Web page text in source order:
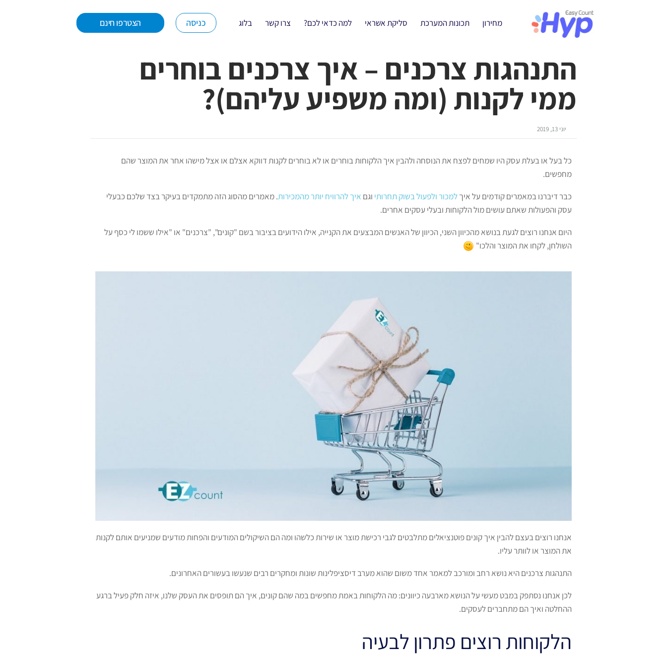
מחירון תכונות המערכת סליקת אשראי למה כדאי לכם? צרו קשר בלוג כניסה הצטרפו חינם
התנהגות צרכנים – איך צרכנים בוחרים
ממי לקנות (ומה משפיע עליהם)?
יוני 13, 2019
כל בעל או בעלת עסק היו שמחים לפצח את הנוסחה ולהבין איך הלקוחות בוחרים או לא בוחרים לקנות דווקא אצלם או אצל מישהו אחר את המוצר שהם
מחפשים.
כבר דיברנו במאמרים קודמים על איךלמכור ולפעול בשוק תחרותי וגם איך להרוויח יותר מהמכירות. מאמרים מהסוג הזה מתמקדים בעיקר בצד שלכם כבעלי
עסק והפעולות שאתם עושים מול הלקוחות ובעלי עסקים אחרים.
היום אנחנו רוצים לגעת בנושא מהכיוון השני, הכיוון של האנשים המבצעים את הקנייה, אילו הידועים בציבור בשם "קונים", "צרכנים" או "אילו ששמו לי כסף על
השולחן, לקחו את המוצר והלכו"
אנחנו רוצים בעצם להבין איך קונים פוטנציאלים מתלבטים לגבי רכישת מוצר או שירות כלשהו ומה הם השיקולים המודעים והפחות מודעים שמניעים אותם לקנות
את המוצר או לוותר עליו.
התנהגות צרכנים היא נושא רחב ומורכב למאמר אחד משום שהוא מערב דיסציפלינות שונות ומחקרים רבים שנעשו בעשורים האחרונים.
לכן אנחנו נסתפק במבט מעשי על הנושא מארבעה כיוונים: מה הלקוחות באמת מחפשים במה שהם קונים, איך הם תופסים את העסק שלנו, איזה חלק פעיל ברגע
ההחלטה ואיך הם מתחברים לעסקים.
הלקוחות רוצים פתרון לבעיה